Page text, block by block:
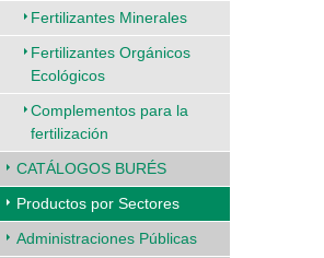
Fertilizantes Minerales
Fertilizantes Orgánicos
Ecológicos
Complementos para la
fertilización
CATÁLOGOS BURÉS
Productos por Sectores
Administraciones Públicas